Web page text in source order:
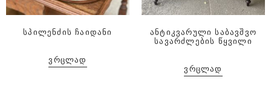
სპილენძის ჩაიდანი
ᲕᲠᲪᲚᲐᲓ
ანტიკვარული საბავშვო
სავარძლების წყვილი
ᲕᲠᲪᲚᲐᲓ